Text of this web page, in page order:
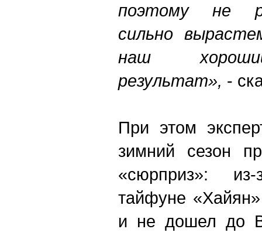
поэтому не
сильно
наш
результат», -
При этом
зимний сезон
«сюрприз»:
тайфуне «Хайян»
и не дошел до